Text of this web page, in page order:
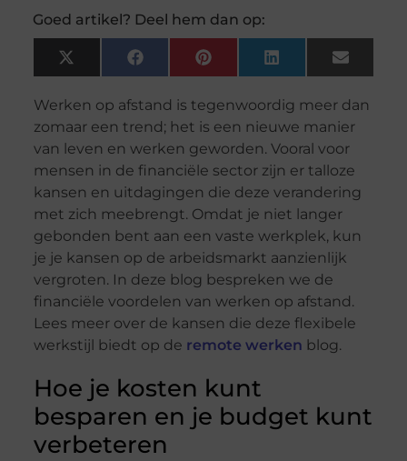
Goed artikel? Deel hem dan op:
X
(Twitter)
FacebookPinterest LinkedIn Email
Werken op afstand is tegenwoordig meer dan
zomaar een trend; het is een nieuwe manier
van leven en werken geworden. Vooral voor
mensen in de financiële sector zijn er talloze
kansen en uitdagingen die deze verandering
met zich meebrengt. Omdat je niet langer
gebonden bent aan een vaste werkplek, kun
je je kansen op de arbeidsmarkt aanzienlijk
vergroten. In deze blog bespreken we de
financiële voordelen van werken op afstand.
Lees meer over de kansen die deze flexibele
werkstijl biedt op de remote werken blog.
Hoe je kosten kunt
besparen en je budget kunt
verbeteren